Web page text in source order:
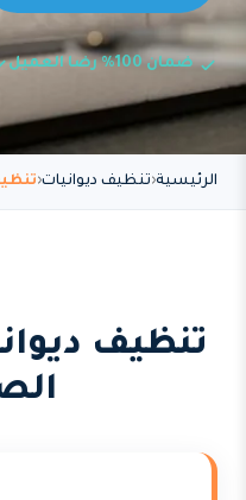
ضمان 100% رضا العميل
الرئيسية تنظيف ديوانيات
تنظيف